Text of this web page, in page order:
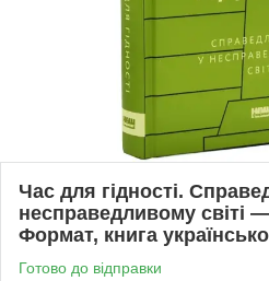
Час для гідності.
несправедливому світі
Формат, книга
Готово до відправки